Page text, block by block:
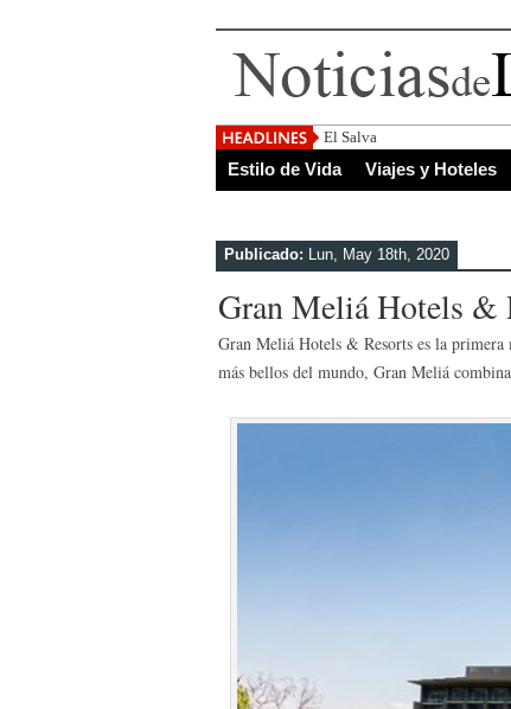
El Salvador, uno de los
Estilo de Vida Viajes y Hoteles
Publicado: Lun, May 18th, 2020
Gran Meliá Hotels &
Gran Meliá Hotels & Resorts es la primera
más bellos del mundo, Gran Meliá